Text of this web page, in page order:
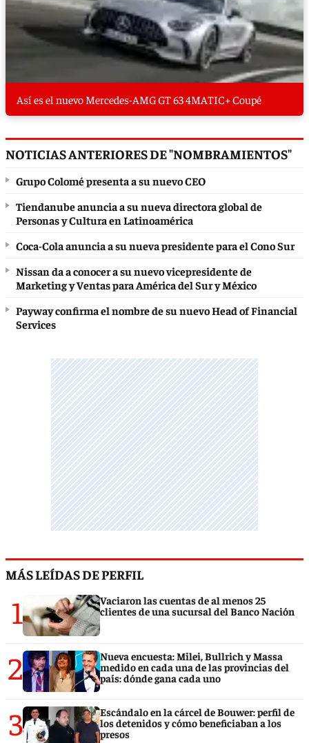
Así es el nuevo Mercedes-AMG GT 63 4MATIC+ Coupé
NOTICIAS ANTERIORES DE "NOMBRAMIENTOS"
Grupo Colomé presenta a su nuevo CEO
Tiendanube anuncia a su nueva directora global de
Personas y Cultura en Latinoamérica
Coca-Cola anuncia a su nueva presidente para el Cono Sur
Nissan da a conocer a su nuevo vicepresidente de
Marketing y Ventas para América del Sur y México
Payway confirma el nombre de su nuevo Head of Financial
Services
MÁS LEÍDAS DE PERFIL
1
Vaciaron las cuentas de al menos 25
clientes de una sucursal del Banco Nación
2
Nueva encuesta: Milei, Bullrich y Massa
medido en cada una de las provincias del
país: dónde gana cada uno
3
Escándalo en la cárcel de Bouwer: perfil de
los detenidos y cómo beneficiaban a los
presos